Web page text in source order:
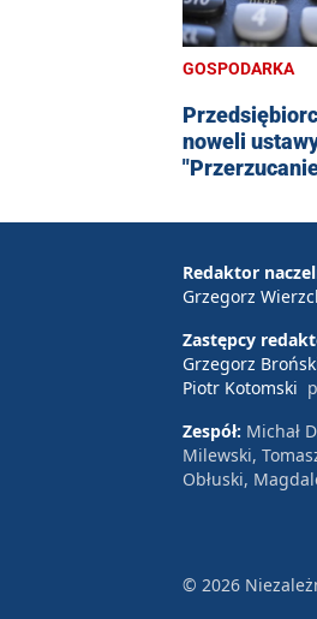
GOSPODARKA
noweli
Redaktor
Grzegorz
Zastępcy
Grzegorz
Piotr Kotomski
Zespół: Michał
Milewski,
Obłuski,
© 2026